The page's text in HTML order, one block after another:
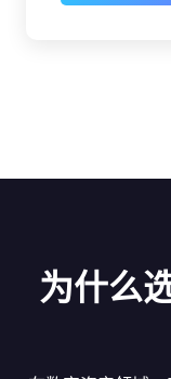
为什么